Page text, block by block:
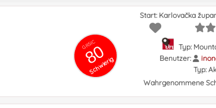
GRSIC
80
Schwierig
Start: Karlovačka
Typ:
Benutzer:
Typ:
Wahrgenommene